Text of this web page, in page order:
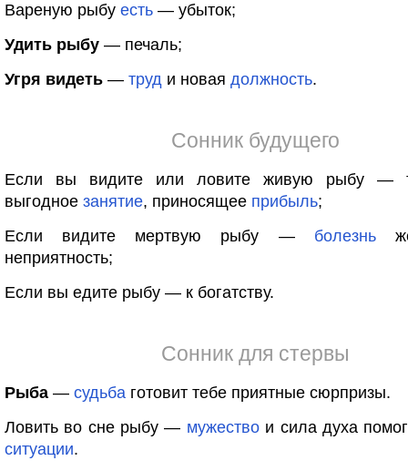
Вареную рыбу есть — убыток;
Удить рыбу — печаль;
Угря видеть — труд и новая должность.
Сонник будущего
Если вы видите или ловите живую рыбу —
выгодное занятие, приносящее прибыль;
Если видите мертвую рыбу — болезнь
неприятность;
Если вы едите рыбу — к богатству.
Сонник для стервы
Рыба — судьба готовит тебе приятные сюрпризы.
Ловить во сне рыбу — мужествои сила духа
ситуации.